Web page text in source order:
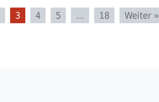
3 4 5 … 18 Weiter »